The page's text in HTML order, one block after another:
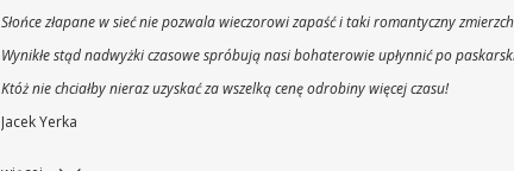
Słońce złapane w sieć nie pozwala wieczorowi zapaść i taki romantyczny
Wynikłe stąd nadwyżki czasowe spróbują nasi bohaterowie upłynnić po
Któż nie chciałby nieraz uzyskać za wszelką cenę odrobiny więcej czasu!
Jacek Yerka